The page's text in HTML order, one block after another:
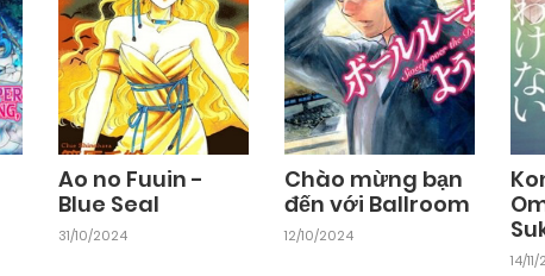
Chapter 9 03/11/2024
Chapter 7 03/11/2024
Chapter 5
Ao no Fuuin -
Blue Seal
31/10/2024
Chào mừng bạn
đến với Ballroom
12/10/2024
14/